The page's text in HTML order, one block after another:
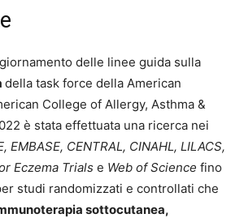
delle linee guida sulla
della task force della American
College of Allergy, Asthma &
è stata effettuata una ricerca nei
EMBASE, CENTRAL, CINAHL, LILACS,
Eczema Trials e Web of Science fino
studi randomizzati e controllati che
sottocutanea,